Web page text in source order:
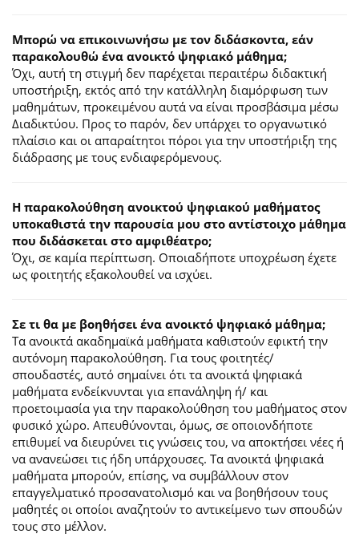
Μπορώ να επικοινωνήσω με τον διδάσκοντα, εάν
παρακολουθώ ένα ανοικτό ψηφιακό μάθημα;
Όχι, αυτή τη στιγμή δεν παρέχεται περαιτέρω διδακτική
υποστήριξη, εκτός από την κατάλληλη διαμόρφωση των
μαθημάτων, προκειμένου αυτά να είναι προσβάσιμα μέσω
Διαδικτύου. Προς το παρόν, δεν υπάρχει το οργανωτικό
πλαίσιο και οι απαραίτητοι πόροι για την υποστήριξη της
διάδρασης με τους ενδιαφερόμενους.
Η παρακολούθηση ανοικτού ψηφιακού μαθήματος
υποκαθιστά την παρουσία μου στο αντίστοιχο μάθημα
που διδάσκεται στο αμφιθέατρο;
Όχι, σε καμία περίπτωση. Οποιαδήποτε υποχρέωση έχετε
ως φοιτητής εξακολουθεί να ισχύει.
Σε τι θα με βοηθήσει ένα ανοικτό ψηφιακό μάθημα;
Τα ανοικτά ακαδημαϊκά μαθήματα καθιστούν εφικτή την
αυτόνομη παρακολούθηση. Για τους φοιτητές/
σπουδαστές, αυτό σημαίνει ότι τα ανοικτά ψηφιακά
μαθήματα ενδείκνυνται για επανάληψη ή/ και
προετοιμασία για την παρακολούθηση του μαθήματος στον
φυσικό χώρο. Απευθύνονται, όμως, σε οποιονδήποτε
επιθυμεί να διευρύνει τις γνώσεις του, να αποκτήσει νέες ή
να ανανεώσει τις ήδη υπάρχουσες. Τα ανοικτά ψηφιακά
μαθήματα μπορούν, επίσης, να συμβάλλουν στον
επαγγελματικό προσανατολισμό και να βοηθήσουν τους
μαθητές οι οποίοι αναζητούν το αντικείμενο των σπουδών
τους στο μέλλον.